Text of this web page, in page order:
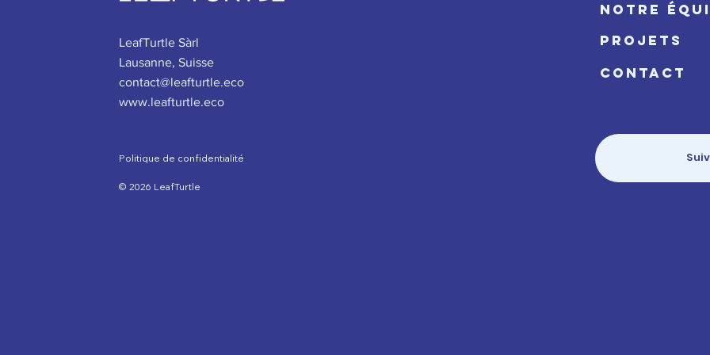
LeafTurtle Sàrl
Lausanne, Suisse
contact@leafturtle.eco
www.leafturtle.eco
Politique de confidentialité
© 2026 LeafTurtle
NOTRE
PROJETS
CONTACT